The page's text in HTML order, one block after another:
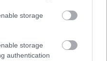
storage
storage
authentication